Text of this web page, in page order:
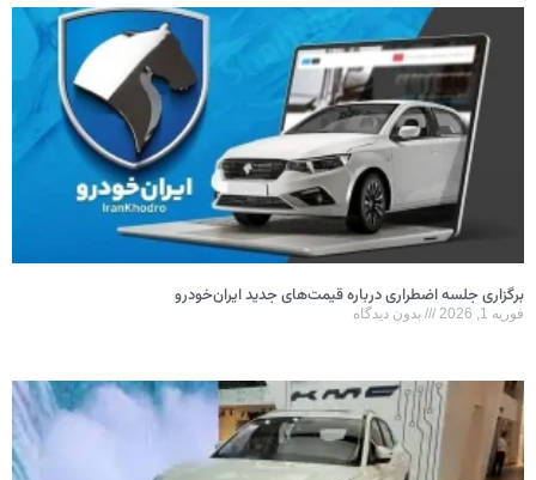
برگزاری جلسه اضطراری درباره قیمت‌های جدید ایران‌خودرو
فوریه 1, 2026 بدون دیدگاه